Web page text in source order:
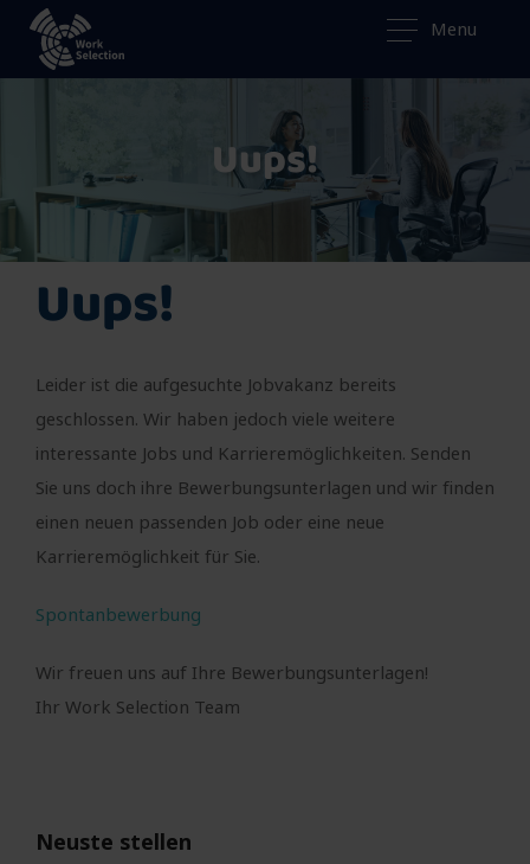
Menu
Uups!
Uups!
Leider ist die aufgesuchte Jobvakanz bereits
geschlossen. Wir haben jedoch viele weitere
interessante Jobs und Karrieremöglichkeiten. Senden
Sie uns doch ihre Bewerbungsunterlagen und wir finden
einen neuen passenden Job oder eine neue
Karrieremöglichkeit für Sie.
Spontanbewerbung
Wir freuen uns auf Ihre Bewerbungsunterlagen!
Ihr Work Selection Team
Neuste stellen